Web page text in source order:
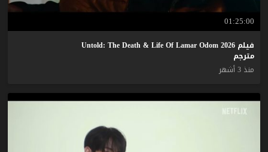
01:25:00
فيلم Untold: The Death & Life Of Lamar Odom 2026
مترجم
منذ 3 أشهر